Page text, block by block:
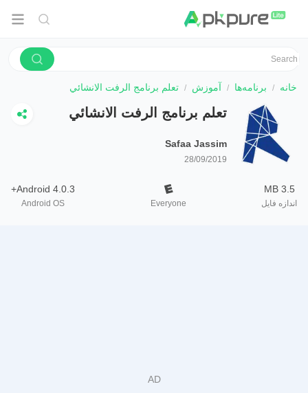
خانه برنامه‌ها آموزش تعلم برنامج الرفت الانشائي
تعلم برنامج الرفت الانشائي
Safaa Jassim
28/09/2019
3.5 MB
اندازه فایل Everyone
Android 4.0.3+
Android OS